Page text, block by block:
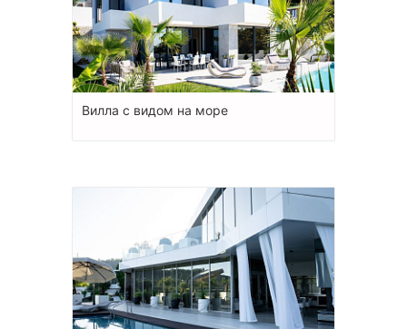
Вилла с видом на море